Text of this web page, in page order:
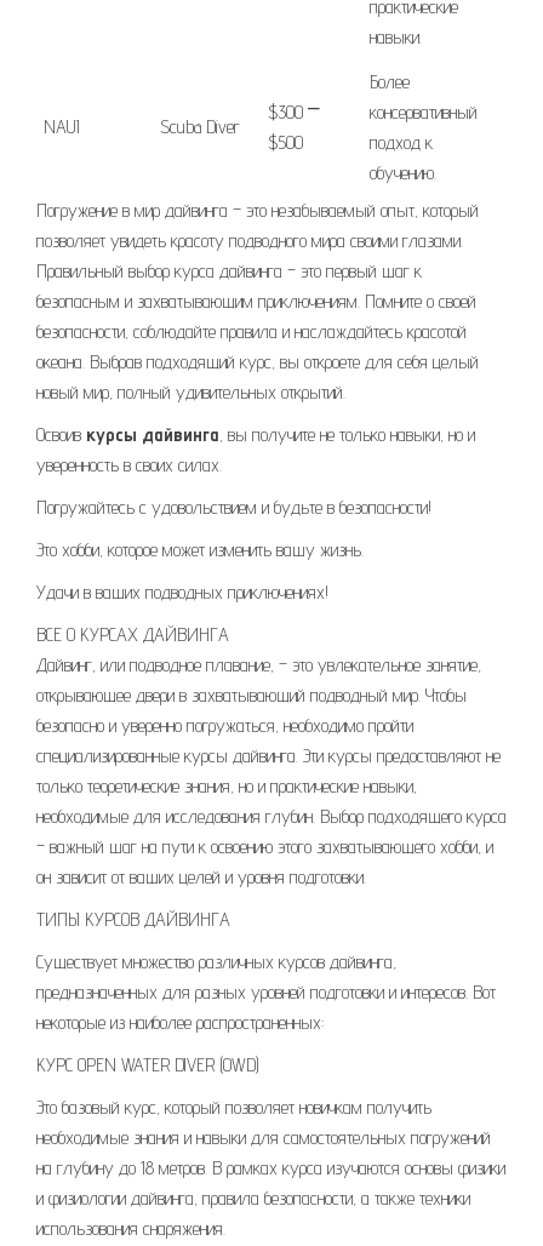
практические
навыки.
NAUI Scuba Diver
$300 ⎻
$500
Более
консервативный
подход к
обучению.
Погружение в мир дайвинга – это незабываемый опыт, который
позволяет увидеть красоту подводного мира своими глазами.
Правильный выбор курса дайвинга – это первый шаг к
безопасным и захватывающим приключениям. Помните о своей
безопасности, соблюдайте правила и наслаждайтесь красотой
океана. Выбрав подходящий курс, вы откроете для себя целый
новый мир, полный удивительных открытий.
Освоив курсы дайвинга, вы получите не только навыки, но и
уверенность в своих силах.
Погружайтесь с удовольствием и будьте в безопасности!
Это хобби, которое может изменить вашу жизнь.
Удачи в ваших подводных приключениях!
ВСЕ О КУРСАХ ДАЙВИНГА
Дайвинг, или подводное плавание, – это увлекательное занятие,
открывающее двери в захватывающий подводный мир. Чтобы
безопасно и уверенно погружаться, необходимо пройти
специализированные курсы дайвинга. Эти курсы предоставляют не
только теоретические знания, но и практические навыки,
необходимые для исследования глубин. Выбор подходящего курса
– важный шаг на пути к освоению этого захватывающего хобби, и
он зависит от ваших целей и уровня подготовки.
ТИПЫ КУРСОВ ДАЙВИНГА
Существует множество различных курсов дайвинга,
предназначенных для разных уровней подготовки и интересов. Вот
некоторые из наиболее распространенных:
КУРС OPEN WATER DIVER (OWD)
Это базовый курс, который позволяет новичкам получить
необходимые знания и навыки для самостоятельных погружений
на глубину до 18 метров. В рамках курса изучаются основы физики
и физиологии дайвинга, правила безопасности, а также техники
использования снаряжения.